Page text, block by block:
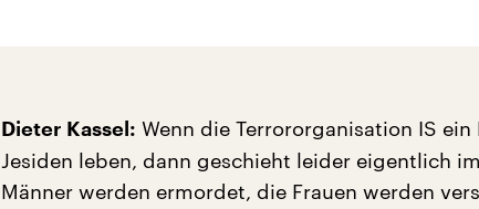
Dieter Kassel: Wenn die Terrororganisation IS
Jesiden leben, dann geschieht leider eigentlich
Männer werden ermordet, die Frauen werden